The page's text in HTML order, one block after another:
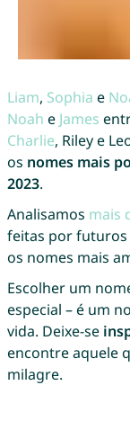
Liam, Sophia e
Noah e James
Charlie, Riley e
os nomes mais
2023.
Analisamos mais
feitas por futuros
os nomes mais
Escolher um
especial – é um
vida. Deixe-se
encontre aquele
milagre.